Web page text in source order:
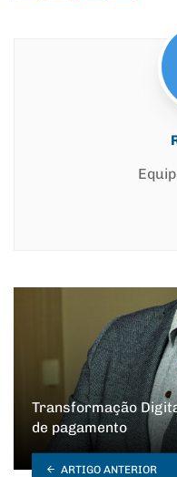
Transformação
de pagamento
ARTIGO ANTERIOR